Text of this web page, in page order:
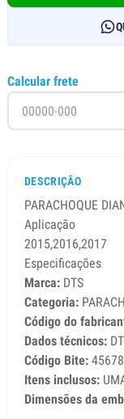
Calcular frete
DESCRIÇÃO
PARACHOQUE
Aplicação
2015,2016,2017
Especificações
Marca: DTS
Categoria:
Código do
Dados técnicos:
Código Bite: 45678
Itens inclusos:
Dimensões da